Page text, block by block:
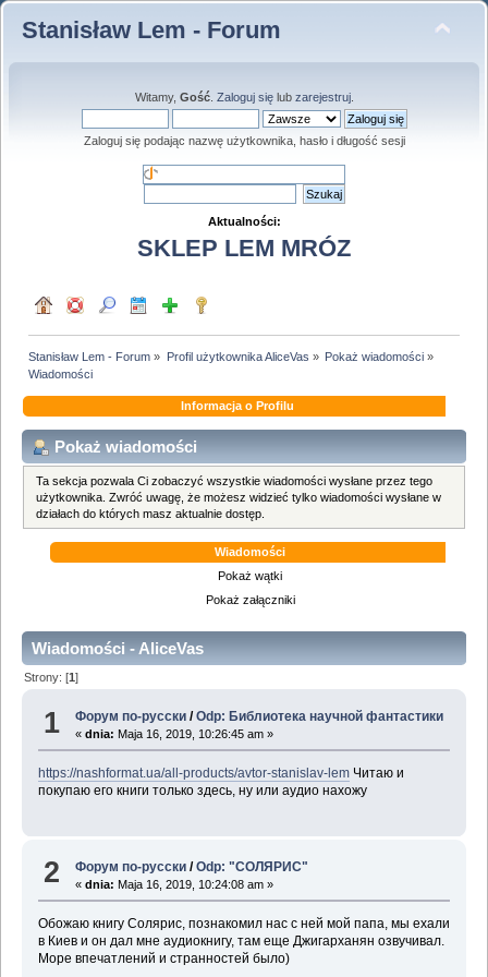
Stanisław Lem - Forum
Witamy, Gość. Zaloguj sięlub zarejestruj.
Zaloguj się podając nazwę użytkownika, hasło i długość sesji
Aktualności:
SKLEP LEM MRÓZ
Stanisław Lem - Forum » Profil użytkownika AliceVas » Pokaż wiadomości»
Wiadomości
Informacja o Profilu
Pokaż wiadomości
Ta sekcja pozwala Ci zobaczyć wszystkie wiadomości wysłane przez tego
użytkownika. Zwróć uwagę, że możesz widzieć tylko wiadomości wysłane w
działach do których masz aktualnie dostęp.
Wiadomości
Pokaż wątki
Pokaż załączniki
Wiadomości - AliceVas
Strony: [1]
1 Форум по-русски /Odp: Библиотека научной фантастики
«dnia: Maja 16, 2019, 10:26:45 am »
https://nashformat.ua/all-products/avtor-stanislav-lemЧитаю и
покупаю его книги только здесь, ну или аудио нахожу
2 Форум по-русски /Odp: "СОЛЯРИС"
«dnia: Maja 16, 2019, 10:24:08 am »
Обожаю книгу Солярис, познакомил нас с ней мой папа, мы ехали
в Киев и он дал мне аудиокнигу, там еще Джигарханян озвучивал.
Море впечатлений и странностей было)